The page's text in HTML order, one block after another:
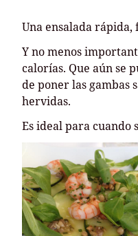
Una ensalada rápida,
Y no menos
calorías. Que aún se
de poner las gambas
hervidas.
Es ideal para cuando